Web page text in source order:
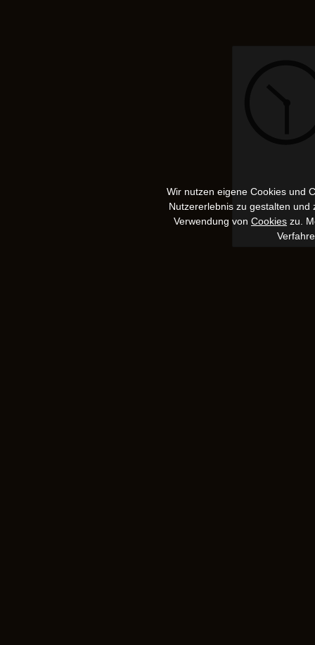
Wir nutzen eigene Cookies und
Nutzererlebnis zu gestalten
Verwendung von Cookies zu.